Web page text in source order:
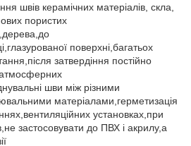
швів керамічних матеріалів, скла,
пористих
поверхні,багатьох
затвердіння постійно
атмосферних
шви між різними
матеріалами,герметизація
установках,при
застосовувати до ПВХ і акрилу,а